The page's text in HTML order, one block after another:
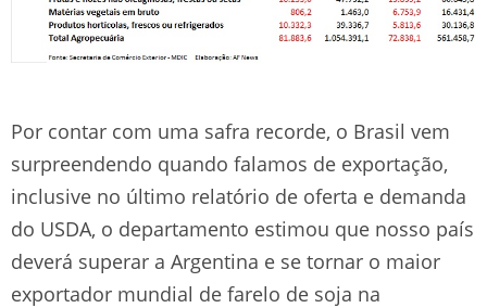
Por contar com uma safra recorde, o Brasil vem
surpreendendo quando falamos de exportação,
inclusive no último relatório de oferta e demanda
do USDA, o departamento estimou que nosso país
deverá superar a Argentina e se tornar o maior
exportador mundial de farelo de soja na